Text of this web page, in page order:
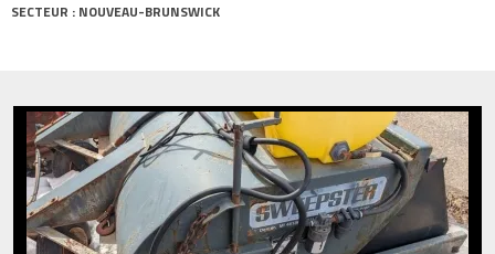
SECTEUR : NOUVEAU-BRUNSWICK